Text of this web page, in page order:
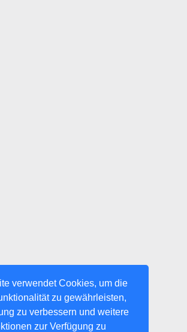
verwendet Cookies, um die
zu gewährleisten,
zu verbessern und weitere
zur Verfügung zu